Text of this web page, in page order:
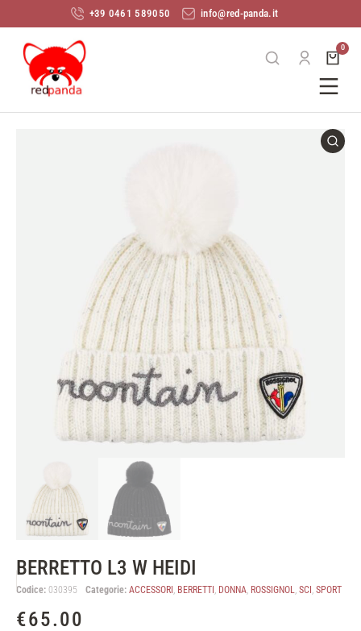
+39 0461 589050 info@red-panda.it
BERRETTO L3 W HEIDI
Codice: 030395 Categorie: ACCESSORI , BERRETTI , DONNA, ROSSIGNOL, SCI , SPORT
€65.00